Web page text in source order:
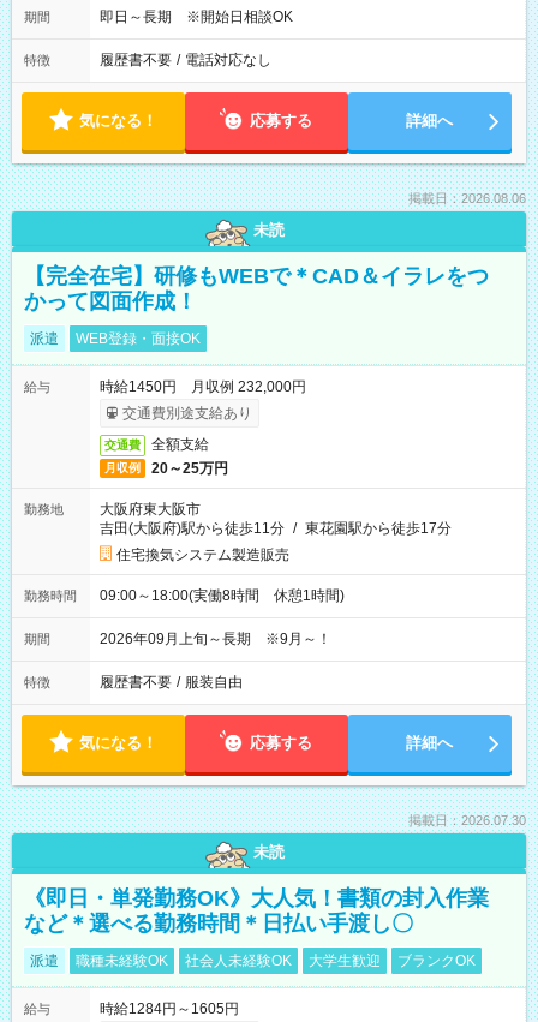
期間 即日～長期 ※開始日相談OK
特徴 履歴書不要 / 電話対応なし
気になる！ 応募する 詳細へ
掲載日：2026.08.06
未読
【完全在宅】研修もWEBで＊CAD＆イラレをつ
かって図面作成！
派遣 WEB登録・面接OK
給与
時給1450円 月収例 232,000円
交通費別途支給あり
交通費 全額支給
月収例 20～25万円
勤務地
大阪府東大阪市
吉田(大阪府)駅から徒歩11分 / 東花園駅から徒歩17分
住宅換気システム製造販売
勤務時間 09:00～18:00(実働8時間 休憩1時間)
期間 2026年09月上旬～長期 ※9月～！
特徴 履歴書不要 / 服装自由
気になる！ 応募する 詳細へ
掲載日：2026.07.30
未読
《即日・単発勤務OK》大人気！書類の封入作業
など＊選べる勤務時間＊日払い手渡し〇
派遣 職種未経験OK 社会人未経験OK 大学生歓迎 ブランクOK
給与 時給1284円～1605円